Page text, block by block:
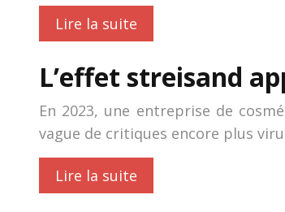
Lire la suite
L’effet streisand
En 2023, une entreprise de
vague de critiques encore plus
Lire la suite